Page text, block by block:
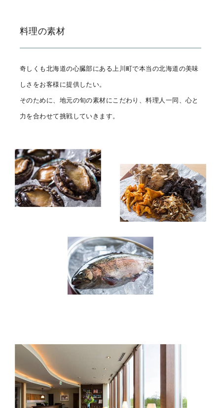
料理の素材
奇しくも北海道の心臓部にある上川町で本当の北海道の美味
しさをお客様に提供したい。
そのために、地元の旬の素材にこだわり、料理人一同、心と
力を合わせて挑戦していきます。